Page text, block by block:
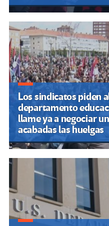
Los sindicatos piden
departamento
llame ya a negociar
acabadas las huelgas